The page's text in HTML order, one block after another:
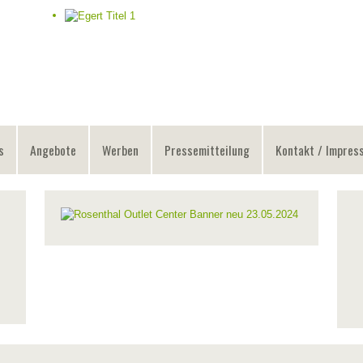
Angebote Werben Pressemitteilung Kontakt /